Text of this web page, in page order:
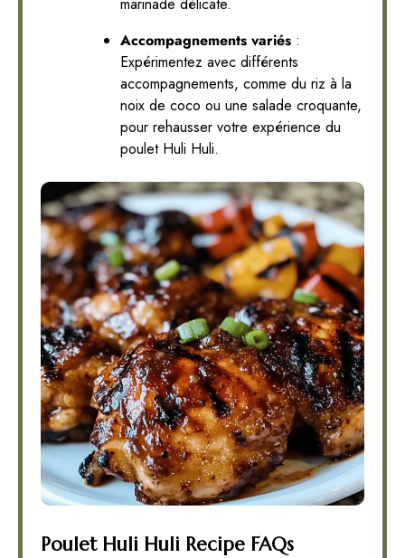
marinade délicate.
Accompagnements variés :
Expérimentez avec différents
accompagnements, comme du riz à la
noix de coco ou une salade croquante,
pour rehausser votre expérience du
poulet Huli Huli.
Poulet Huli Huli Recipe FAQs